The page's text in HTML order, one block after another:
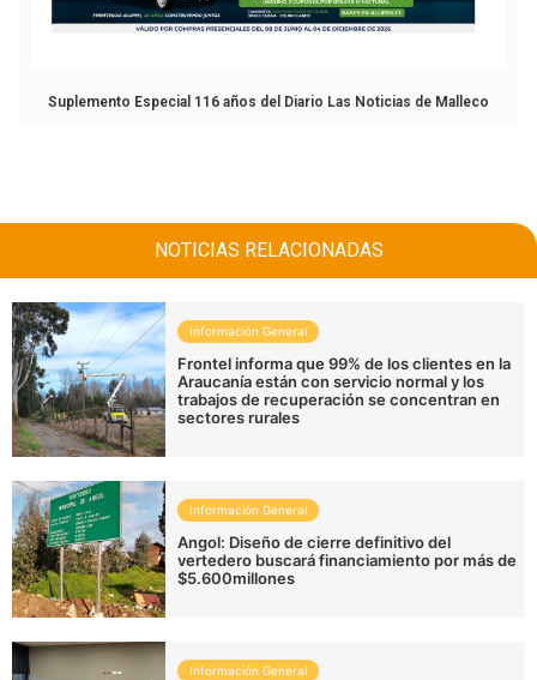
Suplemento Especial 116 años del Diario Las Noticias de Malleco
NOTICIAS RELACIONADAS
Información General
Frontel informa que 99% de los clientes en la
Araucanía están con servicio normal y los
trabajos de recuperación se concentran en
sectores rurales
Información General
Angol: Diseño de cierre definitivo del
vertedero buscará financiamiento por más de
$5.600millones
Información General